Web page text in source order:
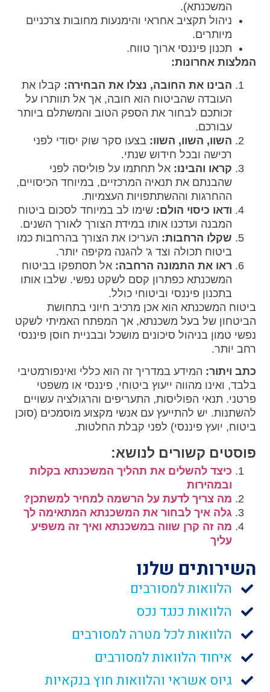
המשכנתא).
ניהול תקציב אחראי והימנעות מחובות צרכניים
מיותרים.
תכנון פיננסי ארוך טווח.
המלצות אחרונות:
הבינו את החובה, נצלו את הבחירה: קבלו את
העובדה שהביטוח הוא חובה, אך אל תוותרו על
זכותכם לבחור את הספק הטוב והמשתלם ביותר
עבורכם.
השוו, השוו, השוו: בצעו סקר שוק יסודי לפני
רכישה ובכל חידוש שנתי.
קראו והבינו: אל תחתמו על פוליסה לפני
שהבנתם את תנאיה המרכזיים, במיוחד הכיסויים,
ההחרגות וההשתתפויות העצמיות.
ודאו כיסוי הולם: שימו לב במיוחד לסכום ביטוח
המבנה ועדכנו אותו במידת הצורך לאורך השנים.
שקלו הרחבות: העריכו את הצורך בהרחבות כמו
ביטוח תכולה וצד ג' להגנה מקיפה יותר.
ראו את התמונה הרחבה: אל תסתפקו בביטוח
המשכנתא כפתרון קסם לשקט נפשי. שלבו אותו
בתכנון פיננסי וביטוחי כולל.
ביטוח המשכנתא הוא אכן מרכיב חיוני בתחושת
הביטחון של בעל משכנתא, אך המפתח האמיתי לשקט
נפשי טמון בניהול סיכונים מושכל ובבניית חוסן פיננסי
רחב יותר.
כתב ויתור: המידע במדריך זה הוא כללי ואינפורמטיבי
בלבד, ואינו מהווה ייעוץ ביטוחי, פיננסי או משפטי
פרטני. תנאי הפוליסות, התעריפים והרגולציה עשויים
להשתנות. יש להתייעץ עם אנשי מקצוע מוסמכים (סוכן
ביטוח, יועץ פיננסי) לפני קבלת החלטות.
פוסטים קשורים לנושא:
כיצד להשלים את תהליך המשכנתא בקלות
ובמהירות
מה צריך לדעת על הרשמה למחיר למשתכן?
גלה איך לבחור את המשכנתא המתאימה לך
מה זה קרן שווה במשכנתא ואיך זה משפיע
עליך
השירותים שלנו
הלוואות למסורבים
הלוואות כנגד נכס
הלוואות לכל מטרה למסורבים
איחוד הלוואות למסורבים
גיוס אשראי והלוואות חוץ בנקאיות